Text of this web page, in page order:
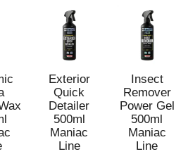
Exterior
Quick
Detailer
500ml
Maniac
Line
Insect
Remover
Power Gel
500ml
Maniac
Line